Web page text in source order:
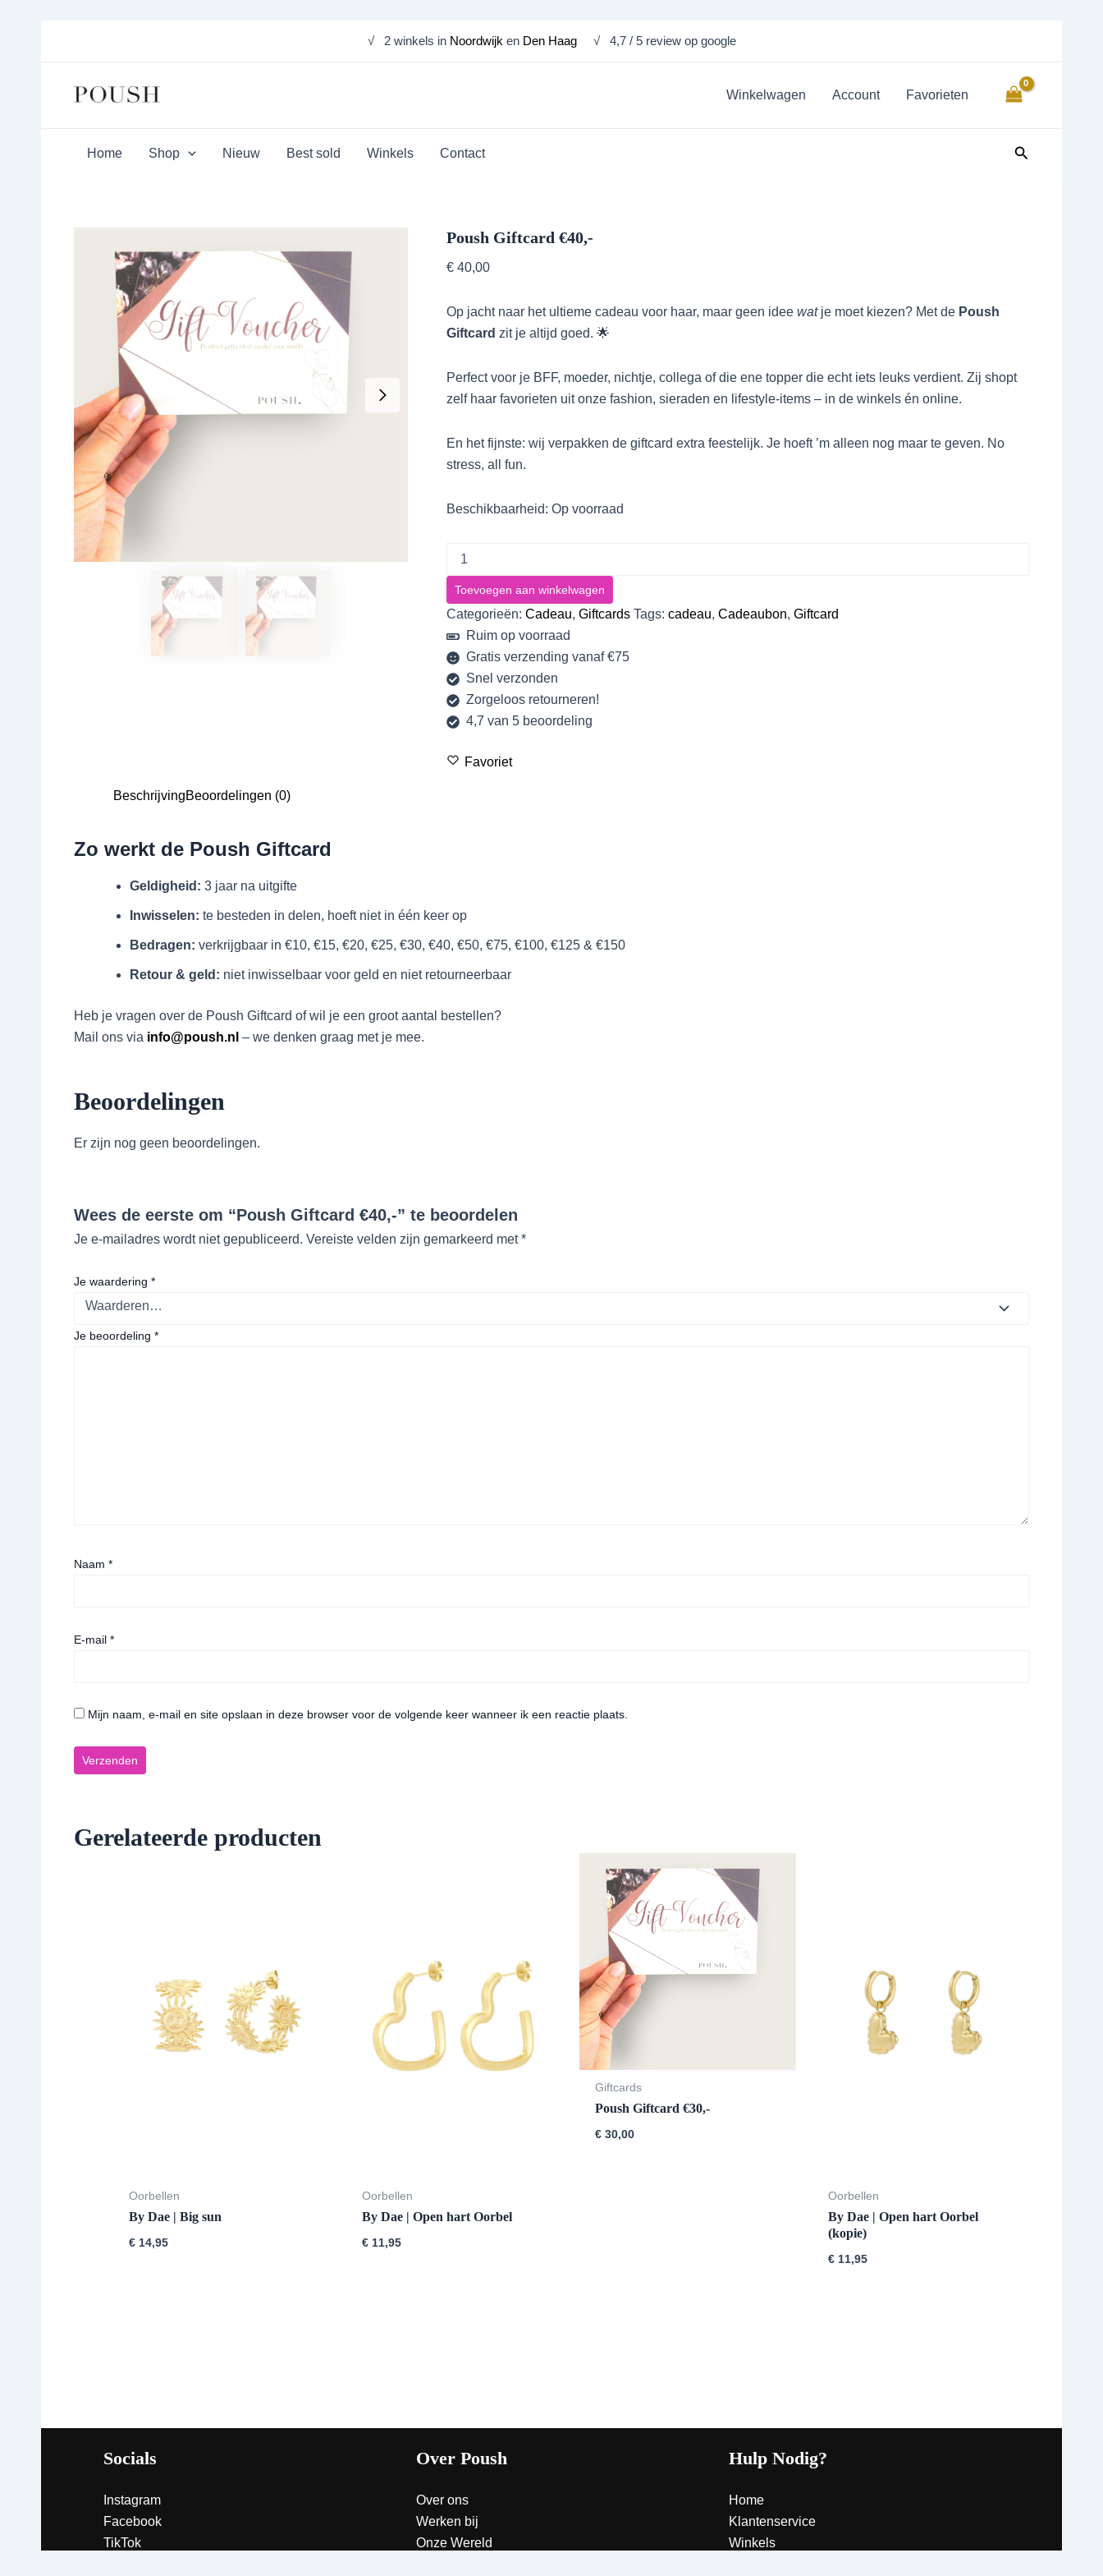
√ 2 winkels in Noordwijk en Den Haag √ 4,7 / 5 review op google
Winkelwagen Account Favorieten
Home Shop Nieuw Best sold Winkels Contact Zoeken
Poush Giftcard €40,-
€40,00
Op jacht naar het ultieme cadeau voor haar, maar geen idee watje moet kiezen? Met de Poush
Giftcard zit je altijd goed. 🌟
Perfect voor je BFF, moeder, nichtje, collega of die ene topper die echt iets leuks verdient. Zij shopt
zelf haar favorieten uit onze fashion, sieraden en lifestyle-items – in de winkels én online.
En het fijnste: wij verpakken de giftcard extra feestelijk. Je hoeft ’m alleen nog maar te geven. No
stress, all fun.
Beschikbaarheid: Op voorraad
Giftcard
Toevoegen aan winkelwagen
Categorieën: Cadeau, Giftcards Tags: cadeau, Cadeaubon, Giftcard
Ruim op voorraad
Gratis verzending vanaf €75
Snel verzonden
Zorgeloos retourneren!
4,7 van 5 beoordeling
Favoriet
BeschrijvingBeoordelingen (0)
Zo werkt de Poush Giftcard
Geldigheid: 3 jaar na uitgifte
Inwisselen: te besteden in delen, hoeft niet in één keer op
Bedragen: verkrijgbaar in €10, €15, €20, €25, €30, €40, €50, €75, €100, €125 & €150
Retour & geld: niet inwisselbaar voor geld en niet retourneerbaar
Heb je vragen over de Poush Giftcard of wil je een groot aantal bestellen?
Mail ons via info@poush.nl – we denken graag met je mee.
Beoordelingen
Er zijn nog geen beoordelingen.
Wees de eerste om “Poush Giftcard €40,-” te beoordelen
Je e-mailadres wordt niet gepubliceerd. Vereiste velden zijn gemarkeerd met*
Je waardering *
Je beoordeling *
Naam *
E-mail *
Mijn naam, e-mail en site opslaan in deze browser voor de volgende keer wanneer ik een reactie plaats.
Gerelateerde producten
Oorbellen
By Dae | Big sun
€ 14,95
Oorbellen
By Dae | Open hart Oorbel
€ 11,95
Giftcards
Poush Giftcard €30,-
€ 30,00
Oorbellen
By Dae | Open hart Oorbel
(kopie)
€ 11,95
Socials
Instagram
Facebook
TikTok
Over Poush
Over ons
Werken bij
Onze Wereld
Hulp Nodig?
Home
Klantenservice
Winkels